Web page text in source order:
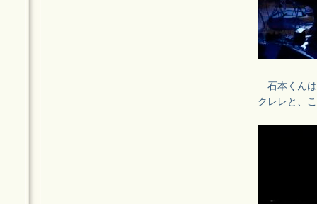
石本くんは
クレレと、